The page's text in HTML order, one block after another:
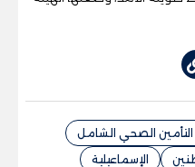
الصحي الشامل
الإسماعيلية